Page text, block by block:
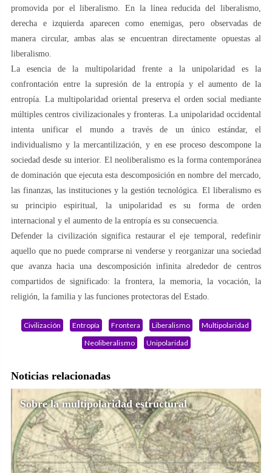
promovida por el liberalismo. En la línea reducida del liberalismo,
derecha e izquierda aparecen como enemigas, pero observadas de
manera circular, ambas alas se encuentran directamente opuestas al
liberalismo.
La esencia de la multipolaridad frente a la unipolaridad es la
confrontación entre la supresión de la entropía y el aumento de la
entropía. La multipolaridad oriental preserva el orden social mediante
múltiples centros civilizacionales y fronteras. La unipolaridad occidental
intenta unificar el mundo a través de un único estándar, el
individualismo y la mercantilización, y en ese proceso descompone la
sociedad desde su interior. El neoliberalismo es la forma contemporánea
de dominación que ejecuta esta descomposición en nombre del mercado,
las finanzas, las instituciones y la gestión tecnológica. El liberalismo es
su principio espiritual, la unipolaridad es su forma de orden
internacional y el aumento de la entropía es su consecuencia.
Defender la civilización significa restaurar el eje temporal, redefinir
aquello que no puede comprarse ni venderse y reorganizar una sociedad
que avanza hacia una descomposición infinita alrededor de centros
compartidos de significado: la frontera, la memoria, la vocación, la
religión, la familia y las funciones protectoras del Estado.
Civilización Entropía Frontera Liberalismo
Multipolaridad
Neoliberalismo
Unipolaridad
Noticias relacionadas
Sobre la multipolaridad estructural